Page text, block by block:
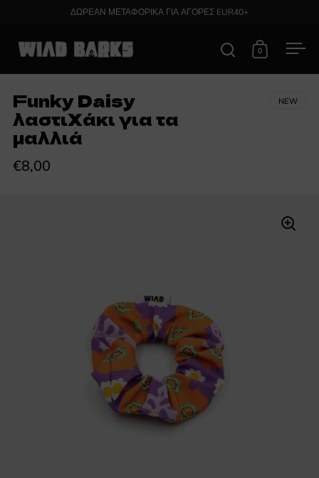
ΔΩΡΕΑΝ ΜΕΤΑΦΟΡΙΚΑ ΓΙΑ ΑΓΟΡΕΣ EUR40+
Open search
Open cart
0
Funky Daisy
λαστιχάκι για τα
μαλλιά
NEW
€8,00